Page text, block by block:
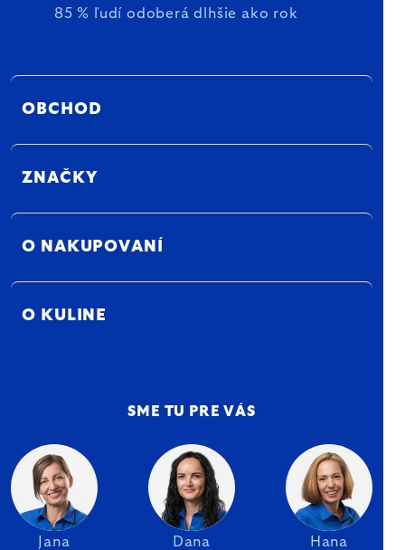
85 % ľudí odoberá dlhšie ako rok
OBCHOD
ZNAČKY
O NAKUPOVANÍ
O KULINE
SME TU PRE VÁS
Jana Dana Hana